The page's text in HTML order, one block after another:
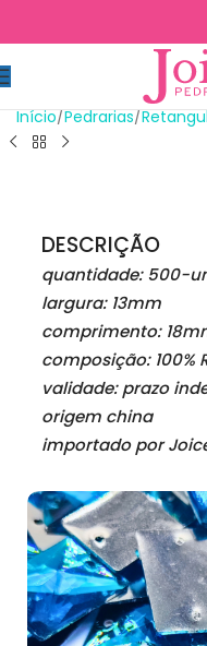
Início Pedrarias
DESCRIÇÃO
quantidade: 500-
largura: 13mm
comprimento:
composição: 100%
validade: prazo
origem china
importado por